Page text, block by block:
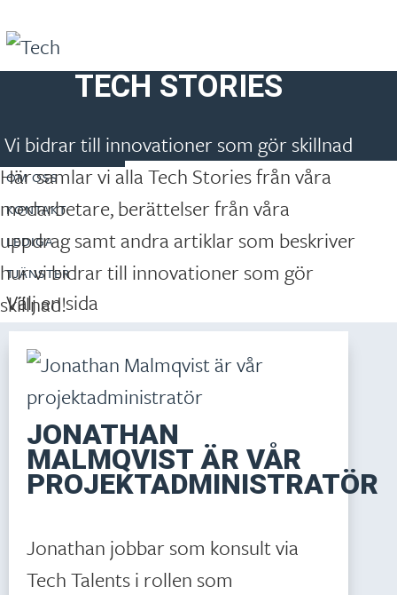
Konsult Login
REKRYTERING
OM OSS
KONTAKT
LEDIGA
TJÄNSTER
Välj en sida
TECH STORIES
Vi bidrar till innovationer som gör skillnad
Här samlar vi alla Tech Stories från våra
medarbetare, berättelser från våra
uppdrag samt andra artiklar som beskriver
hur vi bidrar till innovationer som gör
skillnad!
JONATHAN
MALMQVIST ÄR VÅR
PROJEKTADMINISTRATÖR
Jonathan jobbar som konsult via
Tech Talents i rollen som